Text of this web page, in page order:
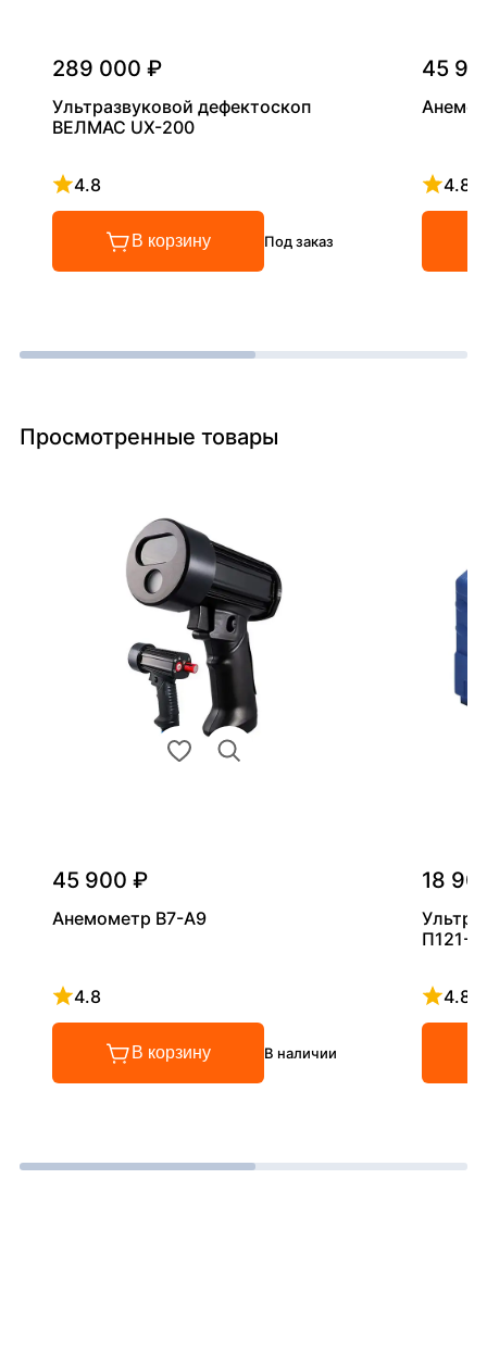
289 000 ₽
Ультразвуковой дефектоскоп
ВЕЛМАС UX-200
4.8
Рейтинг 4.8 из 5
В корзину Под заказ
45
4.8
Просмотренные товары
45 900 ₽
Анемометр В7-А9
4.8
Рейтинг 4.8 из 5
В корзину В наличии
18
П121-
4.8